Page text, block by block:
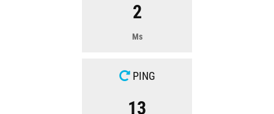
2
Ms
PING
13